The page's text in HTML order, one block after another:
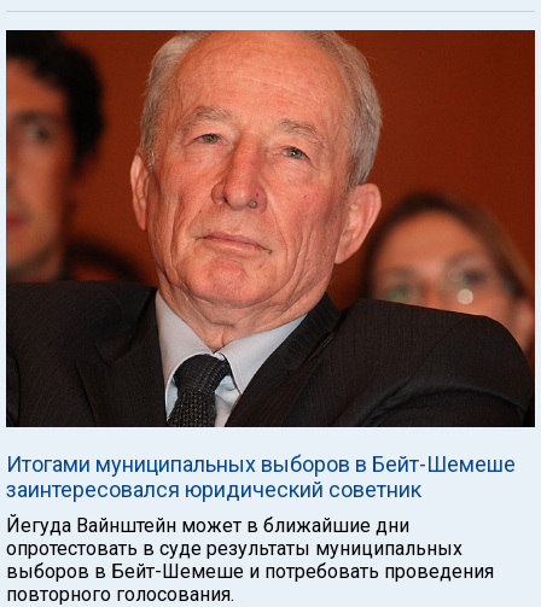
Итогами муниципальных выборов в Бейт-Шемеше
заинтересовался юридический советник
Йегуда Вайнштейн может в ближайшие дни
опротестовать в суде результаты муниципальных
выборов в Бейт-Шемеше и потребовать проведения
повторного голосования.